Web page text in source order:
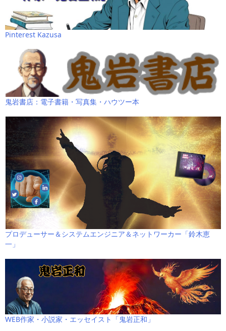
Pinterest Kazusa
鬼岩書店：電子書籍・写真集・ハウツー本
プロデューサー＆システムエンジニア＆ネットワーカー「鈴木恵
一」
WEB作家・小説家・エッセイスト「鬼岩正和」